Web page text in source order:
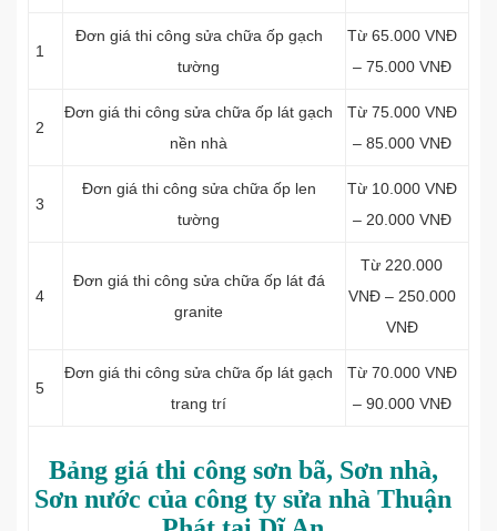
1
Đơn giá thi công sửa chữa ốp gạch
tường
Từ 65.000 VNĐ
– 75.000 VNĐ
2
Đơn giá thi công sửa chữa ốp lát gạch
nền nhà
Từ 75.000 VNĐ
– 85.000 VNĐ
3
Đơn giá thi công sửa chữa ốp len
tường
Từ 10.000 VNĐ
– 20.000 VNĐ
4
Đơn giá thi công sửa chữa ốp lát đá
granite
Từ 220.000
VNĐ – 250.000
VNĐ
5
Đơn giá thi công sửa chữa ốp lát gạch
trang trí
Từ 70.000 VNĐ
– 90.000 VNĐ
Bảng giá thi công sơn bã, Sơn nhà,
Sơn nước của công ty sửa nhà Thuận